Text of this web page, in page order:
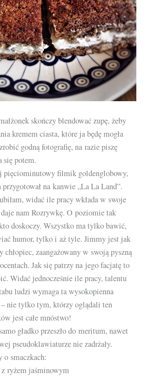
skończy blendować zupę, żeby
kremem ciasta, które ja będę mogła
godną fotografię, na razie piszę
się potem.
pięciominutowy filmik goldenglobowy,
na kanwie „La La Land”.
widać ile pracy wkłada w swoje
nam Rozrywkę. O poziomie tak
doskoczy. Wszystko ma tylko bawić,
humor, tylko i aż tyle. Jimmy jest jak
chłopiec, zaangażowany w swoją pyszną
Jak się patrzy na jego facjatę to
Widać jednocześnie ile pracy, talentu
ludzi wymaga ta wysokopienna
nie tylko tym, którzy oglądali ten
jest całe mnóstwo!
gładko przeszło do meritum, nawet
pseudoklawiaturze nie zadrżały.
o smaczkach:
ryżem jaśminowym